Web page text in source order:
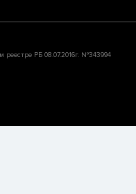
реестре РБ 08.07.2016г. №343994